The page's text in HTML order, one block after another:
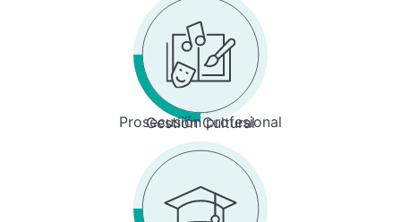
Prosecusión profesional
Gestión Cultural